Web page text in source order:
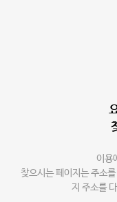
이용
찾으시는 페이지는 주소
지 주소를